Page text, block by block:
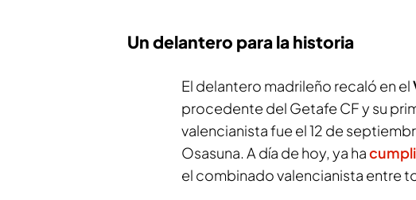
Un delantero para la historia
El delantero madrileño recaló en el
procedente del Getafe CF y su
valencianista fue el 12 de
Osasuna. A día de hoy, ya ha
el combinado valencianista entre